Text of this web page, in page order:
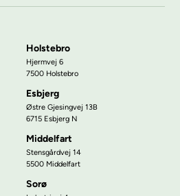
Holstebro
Hjermvej 6
7500 Holstebro
Esbjerg
Østre Gjesingvej 13B
6715 Esbjerg N
Middelfart
Stensgårdvej 14
5500 Middelfart
Sorø